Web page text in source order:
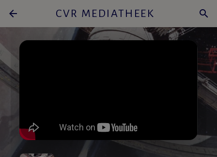
arrow_back CVR MEDIATHEEK search